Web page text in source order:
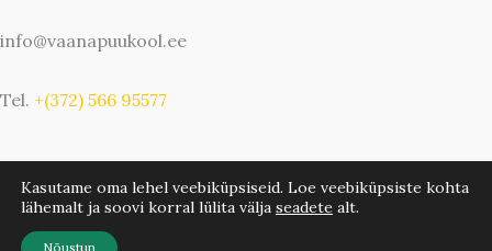
info@vaanapuukool.ee
Tel. +(372) 566 95577
Kasutame oma lehel veebiküpsiseid. Loe veebiküpsiste kohta
lähemalt ja soovi korral lülita välja seadete alt.
Nõustun